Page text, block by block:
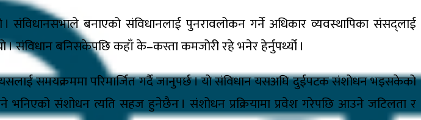
संविधानसभाले बनाएको संविधानलाई पुनरावलोकन गर्ने अधिकार व्यवस्थापिका संसद्लाई
संविधान बनिसकेपछि कहाँ के–कस्ता कमजोरी रहे भनेर हेर्नुपर्थ्यो ।
समयक्रममा परिमार्जित गर्दै जानुपर्छ । यो संविधान यसअघि दुईपटक संशोधन भइसकेको
संशोधन त्यति सहज हुनेछैन । संशोधन प्रक्रियामा प्रवेश गरेपछि आउने जटिलता र